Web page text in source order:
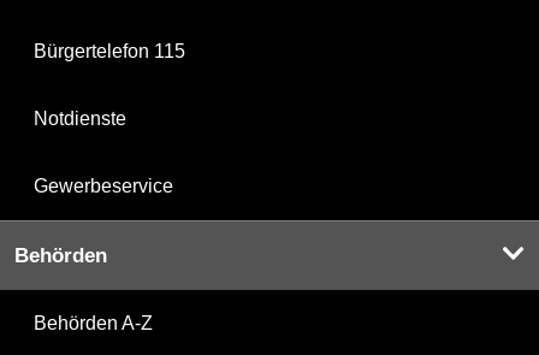
Bürgertelefon 115
Notdienste
Gewerbeservice
Behörden
Behörden A-Z